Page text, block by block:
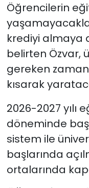
Öğrencilerin
krediyi almaya
belirten Özvar,
gereken zaman
kısarak
2026-2027 yılı
döneminde
sistem ile
başlarında
ortalarında